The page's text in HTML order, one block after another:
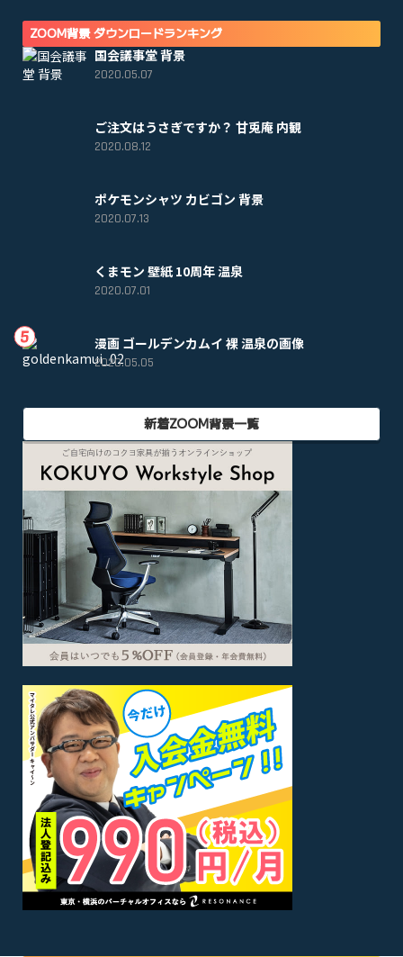
ZOOM背景 ダウンロードランキング
国会議事堂 背景
2020.05.07
ご注文はうさぎですか？ 甘兎庵 内観
2020.08.12
ポケモンシャツ カビゴン 背景
2020.07.13
くまモン 壁紙 10周年 温泉
2020.07.01
漫画 ゴールデンカムイ 裸 温泉の画像
2020.05.05
新着ZOOM背景一覧